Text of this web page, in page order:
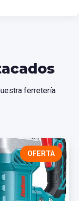
ferretería
OFERTA